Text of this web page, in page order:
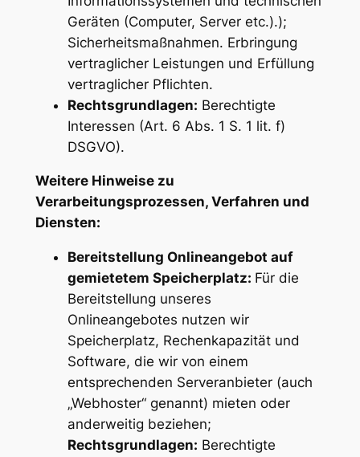
Geräten (Computer, Server etc.).);
Sicherheitsmaßnahmen. Erbringung
vertraglicher Leistungen und Erfüllung
vertraglicher Pflichten.
Rechtsgrundlagen: Berechtigte
Interessen (Art. 6 Abs. 1 S. 1 lit. f)
DSGVO).
Weitere Hinweise zu
Verarbeitungsprozessen, Verfahren und
Diensten:
Bereitstellung Onlineangebot auf
gemietetem Speicherplatz: Für die
Bereitstellung unseres
Onlineangebotes nutzen wir
Speicherplatz, Rechenkapazität und
Software, die wir von einem
entsprechenden Serveranbieter (auch
„Webhoster“ genannt) mieten oder
anderweitig beziehen;
Rechtsgrundlagen: Berechtigte